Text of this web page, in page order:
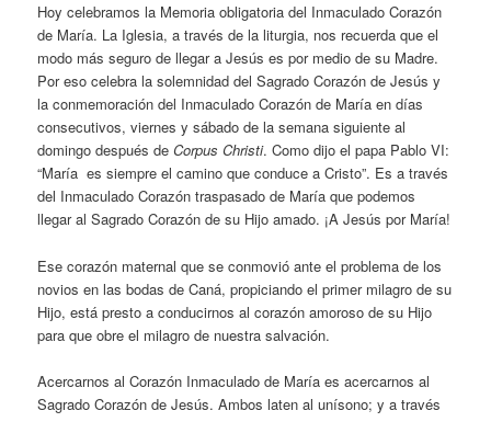
Hoy celebramos la Memoria obligatoria del Inmaculado Corazón
de María. La Iglesia, a través de la liturgia, nos recuerda que el
modo más seguro de llegar a Jesús es por medio de su Madre.
Por eso celebra la solemnidad del Sagrado Corazón de Jesús y
la conmemoración del Inmaculado Corazón de María en días
consecutivos, viernes y sábado de la semana siguiente al
domingo después deCorpus Christi. Como dijo el papa Pablo VI:
“María es siempre el camino que conduce a Cristo”. Es a través
del Inmaculado Corazón traspasado de María que podemos
llegar al Sagrado Corazón de su Hijo amado. ¡A Jesús por María!
Ese corazón maternal que se conmovió ante el problema de los
novios en las bodas de Caná, propiciando el primer milagro de su
Hijo, está presto a conducirnos al corazón amoroso de su Hijo
para que obre el milagro de nuestra salvación.
Acercarnos al Corazón Inmaculado de María es acercarnos al
Sagrado Corazón de Jesús. Ambos laten al unísono; y a través